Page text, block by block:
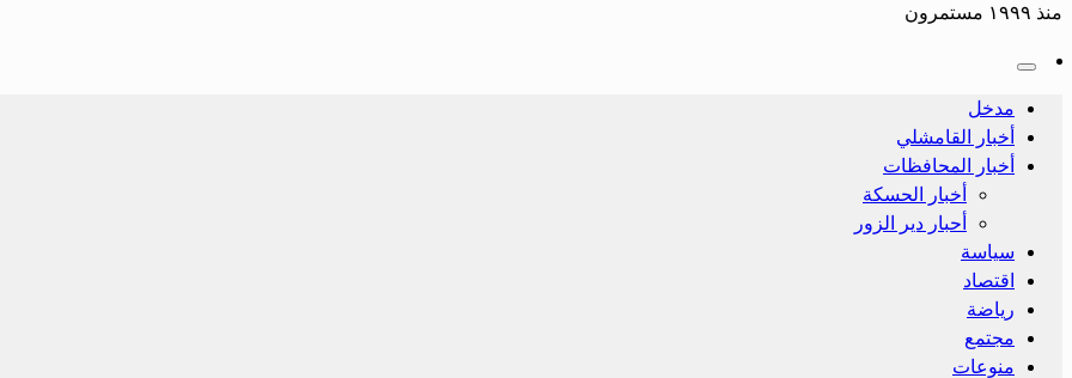
منذ ١٩٩٩ مستمرون
مدخل
أخبار القامشلي
أخبار المحافظات
أخبار الحسكة
أحبار دير الزور
سياسة
اقتصاد
رياضة
مجتمع
منوعات